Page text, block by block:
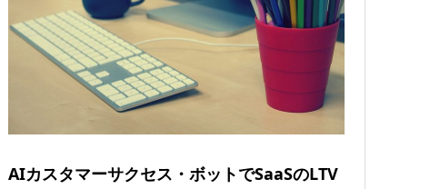
AIカスタマーサクセス・ボットでSaaSのLTV